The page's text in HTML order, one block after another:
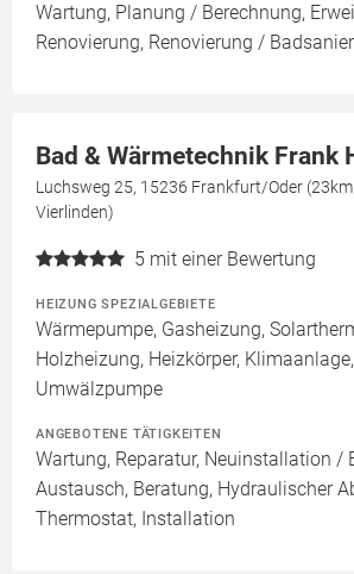
Wartung, Planung / Berechnung,
Renovierung, Renovierung /
Bad & Wärmetechnik Frank
Luchsweg 25, 15236 Frankfurt/Oder
Vierlinden)
5 mit einer Bewertung
HEIZUNG SPEZIALGEBIETE
Wärmepumpe, Gasheizung,
Holzheizung, Heizkörper,
Umwälzpumpe
ANGEBOTENE TÄTIGKEITEN
Wartung, Reparatur, Neuinstallation /
Austausch, Beratung, Hydraulischer
Thermostat, Installation